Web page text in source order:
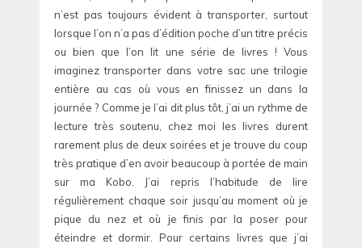
n’est pas toujours évident à transporter, surtout
lorsque l’on n’a pas d’édition poche d’un titre précis
ou bien que l’on lit une série de livres ! Vous
imaginez transporter dans votre sac une trilogie
entière au cas où vous en finissez un dans la
journée ? Comme je l’ai dit plus tôt, j’ai un rythme de
lecture très soutenu, chez moi les livres durent
rarement plus de deux soirées et je trouve du coup
très pratique d’en avoir beaucoup à portée de main
sur ma Kobo. J’ai repris l’habitude de lire
régulièrement chaque soir jusqu’au moment où je
pique du nez et où je finis par la poser pour
éteindre et dormir. Pour certains livres que j’ai